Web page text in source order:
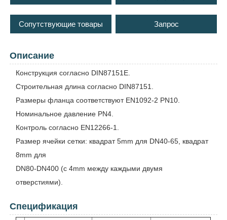
Сопутствующие товары Запрос
Описание
Конструкция согласно DIN87151E.
Строительная длина согласно DIN87151.
Размеры фланца соответствуют EN1092-2 PN10.
Номинальное давление PN4.
Контроль согласно EN12266-1.
Размер ячейки сетки: квадрат 5mm для DN40-65, квадрат
8mm для
DN80-DN400 (с 4mm между каждыми двумя
отверстиями).
Спецификация